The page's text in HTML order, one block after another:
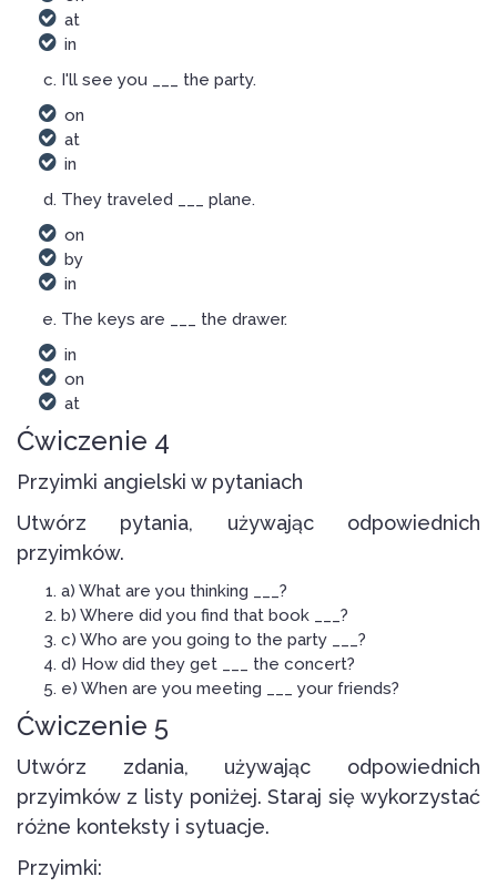
at
in
I'll see you ___ the party.
on
at
in
They traveled ___ plane.
on
by
in
The keys are ___ the drawer.
in
on
at
Ćwiczenie 4
Przyimki angielski w pytaniach
Utwórz pytania, używając odpowiednich
przyimków.
a) What are you thinking ___?
b) Where did you find that book ___?
c) Who are you going to the party ___?
d) How did they get ___ the concert?
e) When are you meeting ___ your friends?
Ćwiczenie 5
Utwórz zdania, używając odpowiednich
przyimków z listy poniżej. Staraj się wykorzystać
różne konteksty i sytuacje.
Przyimki: